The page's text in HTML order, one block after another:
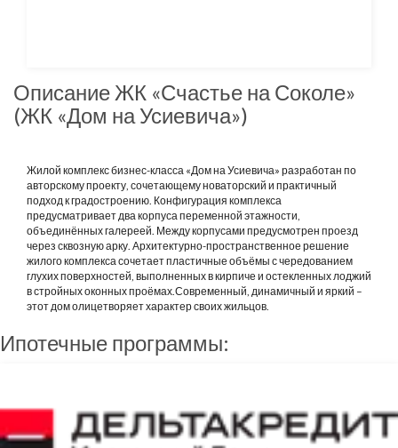
Описание ЖК «Счастье на Соколе»
(ЖК «Дом на Усиевича»)
Жилой комплекс бизнес-класса «Дом на Усиевича» разработан по
авторскому проекту, сочетающему новаторский и практичный
подход к градостроению. Конфигурация комплекса
предусматривает два корпуса переменной этажности,
объединённых галереей. Между корпусами предусмотрен проезд
через сквозную арку. Архитектурно-пространственное решение
жилого комплекса сочетает пластичные объёмы с чередованием
глухих поверхностей, выполненных в кирпиче и остекленных лоджий
в стройных оконных проёмах.Современный, динамичный и яркий –
этот дом олицетворяет характер своих жильцов.
Ипотечные программы: